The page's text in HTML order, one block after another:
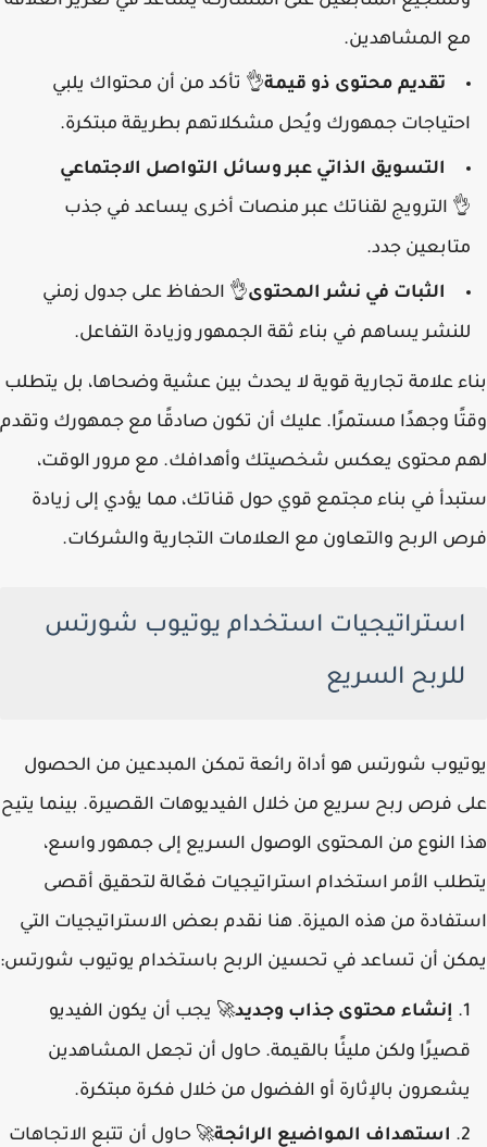
مع المشاهدين.
تقديم محتوى ذو قيمة👌 تأكد من أن محتواك يلبي
احتياجات جمهورك ويُحل مشكلاتهم بطريقة مبتكرة.
التسويق الذاتي عبر وسائل التواصل الاجتماعي
👌 الترويج لقناتك عبر منصات أخرى يساعد في جذب
متابعين جدد.
الثبات في نشر المحتوى👌 الحفاظ على جدول زمني
للنشر يساهم في بناء ثقة الجمهور وزيادة التفاعل.
بناء علامة تجارية قوية لا يحدث بين عشية وضحاها، بل يتطلب
وقتًا وجهدًا مستمرًا. عليك أن تكون صادقًا مع جمهورك وتقدم
لهم محتوى يعكس شخصيتك وأهدافك. مع مرور الوقت،
ستبدأ في بناء مجتمع قوي حول قناتك، مما يؤدي إلى زيادة
فرص الربح والتعاون مع العلامات التجارية والشركات.
استراتيجيات استخدام يوتيوب شورتس
للربح السريع
يوتيوب شورتس هو أداة رائعة تمكن المبدعين من الحصول
على فرص ربح سريع من خلال الفيديوهات القصيرة. بينما يتيح
هذا النوع من المحتوى الوصول السريع إلى جمهور واسع،
يتطلب الأمر استخدام استراتيجيات فعّالة لتحقيق أقصى
استفادة من هذه الميزة. هنا نقدم بعض الاستراتيجيات التي
يمكن أن تساعد في تحسين الربح باستخدام يوتيوب شورتس:
إنشاء محتوى جذاب وجديد🚀 يجب أن يكون الفيديو
قصيرًا ولكن مليئًا بالقيمة. حاول أن تجعل المشاهدين
يشعرون بالإثارة أو الفضول من خلال فكرة مبتكرة.
استهداف المواضيع الرائجة🚀 حاول أن تتبع الاتجاهات